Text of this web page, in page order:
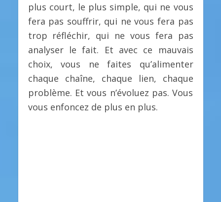
plus court, le plus simple, qui ne vous
fera pas souffrir, qui ne vous fera pas
trop réfléchir, qui ne vous fera pas
analyser le fait. Et avec ce mauvais
choix, vous ne faites qu’alimenter
chaque chaîne, chaque lien, chaque
problème. Et vous n’évoluez pas. Vous
vous enfoncez de plus en plus.